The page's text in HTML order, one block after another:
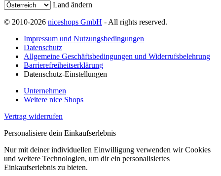
Land ändern
© 2010-2026 niceshops GmbH - All rights reserved.
Impressum und Nutzungsbedingungen
Datenschutz
Allgemeine Geschäftsbedingungen und Widerrufsbelehrung
Barrierefreiheitserklärung
Datenschutz-Einstellungen
Unternehmen
Weitere nice Shops
Vertrag widerrufen
Personalisiere dein Einkaufserlebnis
Nur mit deiner individuellen Einwilligung verwenden wir Cookies
und weitere Technologien, um dir ein personalisiertes
Einkaufserlebnis zu bieten.